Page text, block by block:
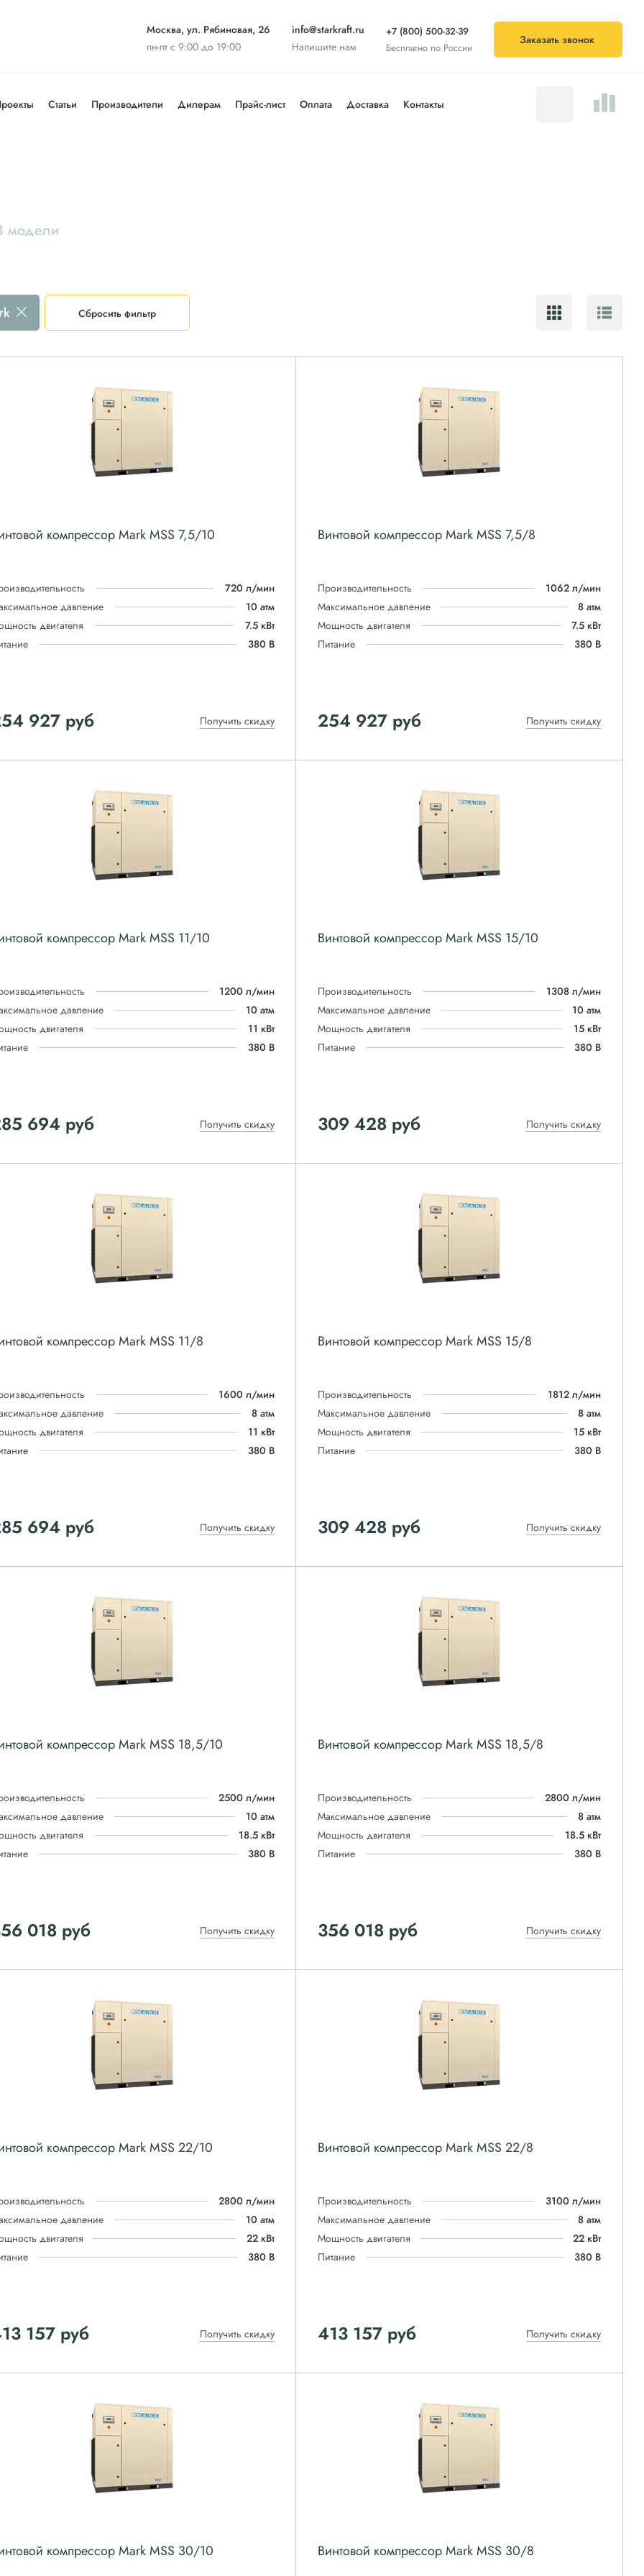
Москва, ул. Рябиновая, 26
пн-пт с 9:00 до 19:00
info@starkraft.ru
Напишите нам
+7 (800) 500-32-39
Бесплатно по России
Заказать звонок
Статьи Производители Дилерам Прайс-лист Оплата Доставка Контакты
модели
Сбросить фильтр
компрессор Mark MSS 7,5/10
720 л/мин
давление
10 атм
двигателя
7.5 кВт
380 В
927 руб Получить скидку
Винтовой компрессор Mark MSS 7,5/8
Производительность
1062 л/мин
Максимальное давление
8 атм
Мощность двигателя
7.5 кВт
Питание
380 В
254 927руб Получить скидку
компрессор Mark MSS 11/10
1200 л/мин
давление
10 атм
двигателя
11 кВт
380 В
694 руб Получить скидку
Винтовой компрессор Mark MSS 15/10
Производительность
1308 л/мин
Максимальное давление
10 атм
Мощность двигателя
15 кВт
Питание
380 В
309 428руб Получить скидку
компрессор Mark MSS 11/8
1600 л/мин
давление
8 атм
двигателя
11 кВт
380 В
694 руб Получить скидку
Винтовой компрессор Mark MSS 15/8
Производительность
1812 л/мин
Максимальное давление
8 атм
Мощность двигателя
15 кВт
Питание
380 В
309 428руб Получить скидку
компрессор Mark MSS 18,5/10
2500 л/мин
давление
10 атм
двигателя
18.5 кВт
380 В
018 руб Получить скидку
Винтовой компрессор Mark MSS 18,5/8
Производительность
2800 л/мин
Максимальное давление
8 атм
Мощность двигателя
18.5 кВт
Питание
380 В
356 018руб Получить скидку
компрессор Mark MSS 22/10
2800 л/мин
давление
10 атм
двигателя
22 кВт
380 В
157 руб Получить скидку
Винтовой компрессор Mark MSS 22/8
Производительность
3100 л/мин
Максимальное давление
8 атм
Мощность двигателя
22 кВт
Питание
380 В
413 157руб Получить скидку
компрессор Mark MSS 30/10 Винтовой компрессор Mark MSS 30/8